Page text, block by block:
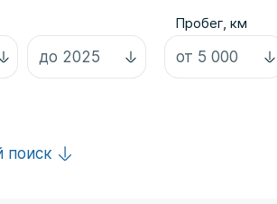
Пробег, км
поиск